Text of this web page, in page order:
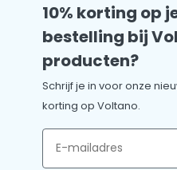
10% korting op
bestelling bij
producten?
Schrijf je in voor onze
korting op Voltano.
Email